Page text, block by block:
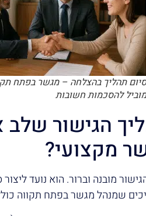
סיום תהליך בהצלחה – מגשר בפתח
מוביל להסכמות חשובות
הגישור
מקצועי?
מובנה וברור. הוא נועד
שמנהל מגשר בפתח תקווה